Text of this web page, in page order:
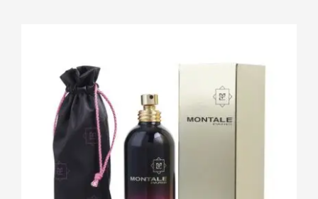
Intense Roses Musk